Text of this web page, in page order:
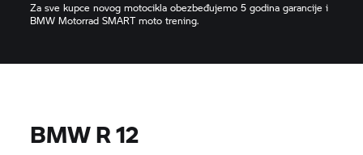
Za sve kupce novog motocikla obezbeđujemo 5 godina garancije i
BMW Motorrad SMART moto trening.
BMW R 12